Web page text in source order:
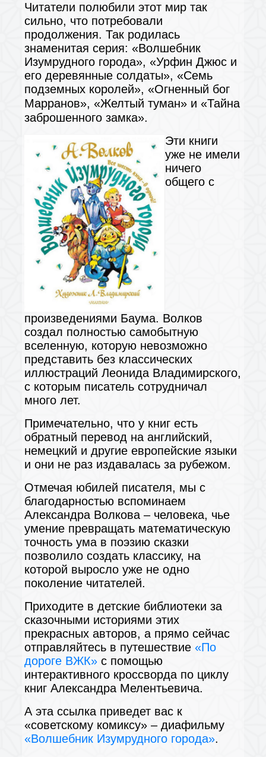
Читатели полюбили этот мир так
сильно, что потребовали
продолжения. Так родилась
знаменитая серия: «Волшебник
Изумрудного города», «Урфин Джюс и
его деревянные солдаты», «Семь
подземных королей», «Огненный бог
Марранов», «Желтый туман» и «Тайна
заброшенного замка».
Эти книги
уже не имели
ничего
общего с
произведениями Баума. Волков
создал полностью самобытную
вселенную, которую невозможно
представить без классических
иллюстраций Леонида Владимирского,
с которым писатель сотрудничал
много лет.
Примечательно, что у книг есть
обратный перевод на английский,
немецкий и другие европейские языки
и они не раз издавалась за рубежом.
Отмечая юбилей писателя, мы с
благодарностью вспоминаем
Александра Волкова – человека, чье
умение превращать математическую
точность ума в поэзию сказки
позволило создать классику, на
которой выросло уже не одно
поколение читателей.
Приходите в детские библиотеки за
сказочными историями этих
прекрасных авторов, а прямо сейчас
отправляйтесь в путешествие «По
дороге ВЖК» с помощью
интерактивного кроссворда по циклу
книг Александра Мелентьевича.
А эта ссылка приведет вас к
«советскому комиксу» – диафильму
«Волшебник Изумрудного города».